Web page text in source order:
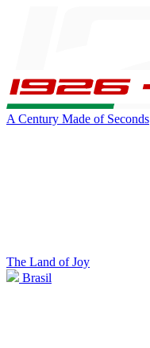
A Century Made of Seconds
The Land of Joy
Brasil